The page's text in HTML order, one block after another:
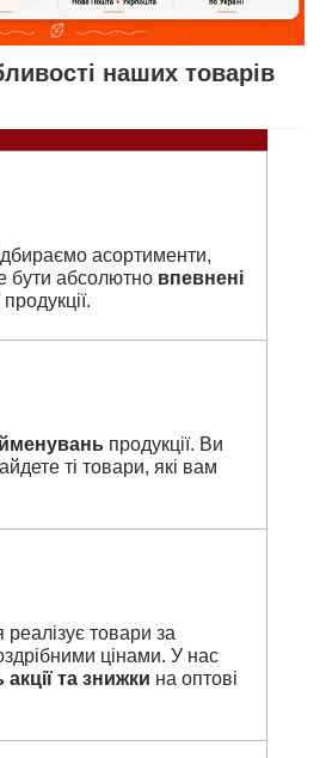
наших товарів
асортименти,
бути абсолютно впевнені
продукції. Ви
ті товари, які вам
товари за
цінами. У нас
акції та знижки на оптові